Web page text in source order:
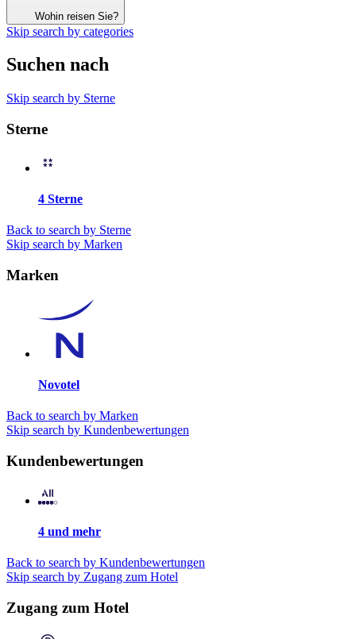
Wohin reisen Sie?
Skip search by categories
Suchen nach
Skip search by Sterne
Sterne
4 Sterne
Back to search by Sterne
Skip search by Marken
Marken
Novotel
Back to search by Marken
Skip search by Kundenbewertungen
Kundenbewertungen
4 und mehr
Back to search by Kundenbewertungen
Skip search by Zugang zum Hotel
Zugang zum Hotel